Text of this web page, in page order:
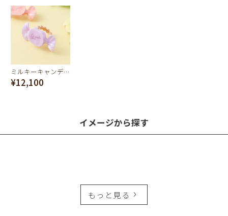
ミルキーキャンディー リング(グレープ)
¥12,100
イメージから探す
もっと見る